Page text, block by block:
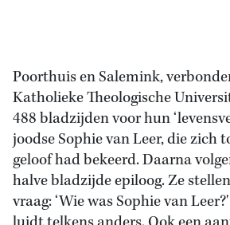
Poorthuis en Salemink,
Katholieke Theologische
488 bladzijden voor hun
joodse Sophie van Leer, die zich
geloof had bekeerd. Daarna
halve bladzijde epiloog. Ze
vraag: ‘Wie was Sophie van